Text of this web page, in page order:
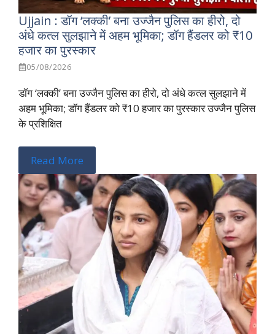
Ujjain : डॉग ‘लक्की’ बना उज्जैन पुलिस का हीरो, दो
अंधे कत्ल सुलझाने में अहम भूमिका; डॉग हैंडलर को ₹10
हजार का पुरस्कार
05/08/2026
डॉग ‘लक्की’ बना उज्जैन पुलिस का हीरो, दो अंधे कत्ल सुलझाने में
अहम भूमिका; डॉग हैंडलर को ₹10 हजार का पुरस्कार उज्जैन पुलिस
के प्रशिक्षित
Read More